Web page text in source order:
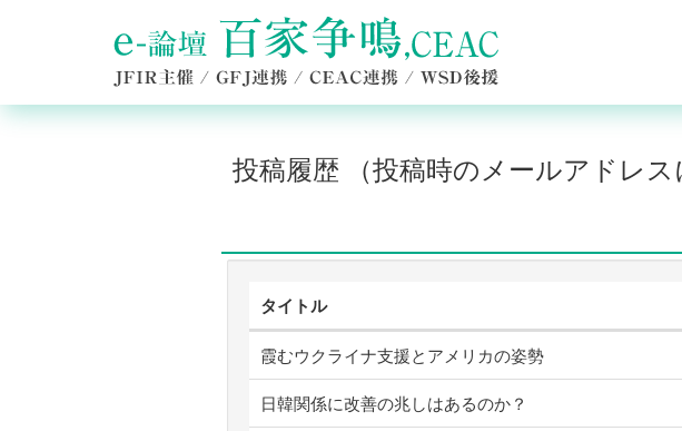
投稿履歴 （投稿時のメールアドレ
タイトル
霞むウクライナ支援とアメリカの姿勢
日韓関係に改善の兆しはあるのか？